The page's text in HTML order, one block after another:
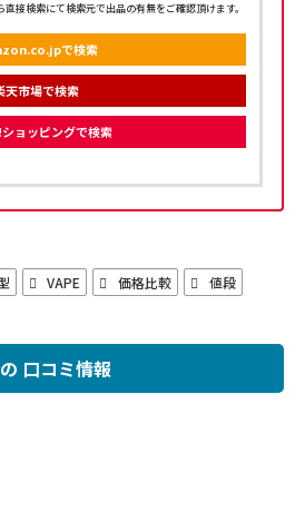
直接検索にて検索元で出品の有無をご確認頂けます。
で検索
天市場で検索
ョッピングで検索
VAPE 価格比較
値段
口コミ情報